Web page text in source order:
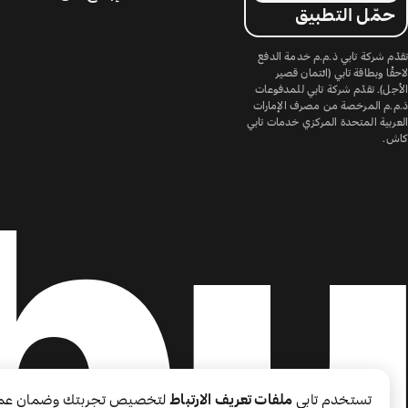
حمّل التطبيق
تقدّم شركة تابي ذ.م.م خدمة الدفع
لاحقًا وبطاقة تابي (ائتمان قصير
الأجل). تقدّم شركة تابي للمدفوعات
ذ.م.م المرخصة من مصرف الإمارات
العربية المتحدة المركزي خدمات تابي
كاش.
تستخدم تابي ملفات تعريف الارتباطلتخصيص تجربتك وضمان